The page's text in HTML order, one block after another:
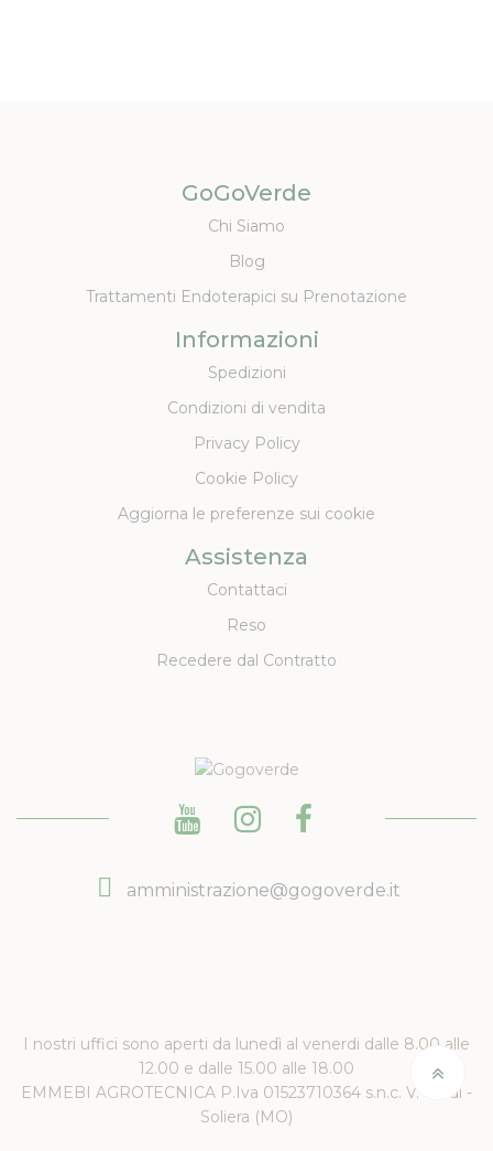
GoGoVerde
Chi Siamo
Blog
Trattamenti Endoterapici su Prenotazione
Informazioni
Spedizioni
Condizioni di vendita
Privacy Policy
Cookie Policy
Aggiorna le preferenze sui cookie
Assistenza
Contattaci
Reso
Recedere dal Contratto
amministrazione@gogoverde.it
I nostri uffici sono aperti da lunedì al venerdi dalle 8.00 alle
12.00 e dalle 15.00 alle 18.00
EMMEBI AGROTECNICA P.Iva 01523710364 s.n.c. V. Verdi -
Soliera (MO)